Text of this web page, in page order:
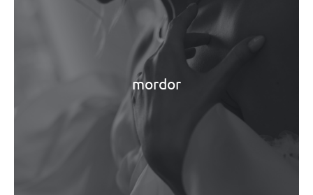
mordor